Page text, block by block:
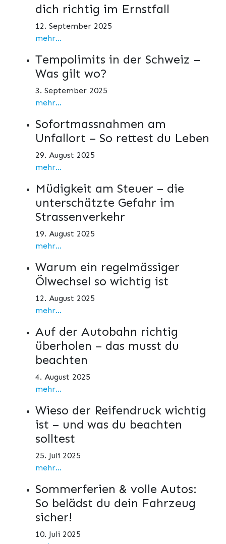
dich richtig im Ernstfall
12. September 2025
mehr...
Tempolimits in der Schweiz –
Was gilt wo?
3. September 2025
mehr...
Sofortmassnahmen am
Unfallort – So rettest du Leben
29. August 2025
mehr...
Müdigkeit am Steuer – die
unterschätzte Gefahr im
Strassenverkehr
19. August 2025
mehr...
Warum ein regelmässiger
Ölwechsel so wichtig ist
12. August 2025
mehr...
Auf der Autobahn richtig
überholen – das musst du
beachten
4. August 2025
mehr...
Wieso der Reifendruck wichtig
ist – und was du beachten
solltest
25. Juli 2025
mehr...
Sommerferien & volle Autos:
So belädst du dein Fahrzeug
sicher!
10. Juli 2025